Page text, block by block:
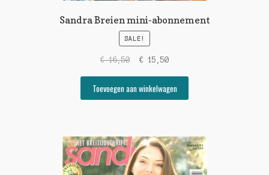
Sandra Breien mini-abonnement
SALE!
€16,50
Original
was:
€ 16,50.
€ 15,50Current
is:
€ 15,50.
Toevoegen aan winkelwagen